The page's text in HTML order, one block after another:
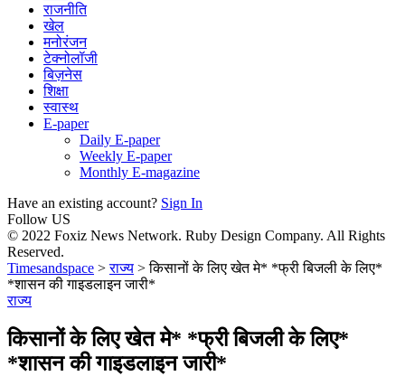
राजनीति
खेल
मनोरंजन
टेक्नोलॉजी
बिज़नेस
शिक्षा
स्वास्थ
E-paper
Daily E-paper
Weekly E-paper
Monthly E-magazine
Have an existing account? Sign In
Follow US
© 2022 Foxiz News Network. Ruby Design Company. All Rights
Reserved.
Timesandspace >राज्य >किसानों के लिए खेत मे* *फ्री बिजली के लिए*
*शासन की गाइडलाइन जारी*
राज्य
किसानों के लिए खेत मे* *फ्री बिजली के लिए*
*शासन की गाइडलाइन जारी*